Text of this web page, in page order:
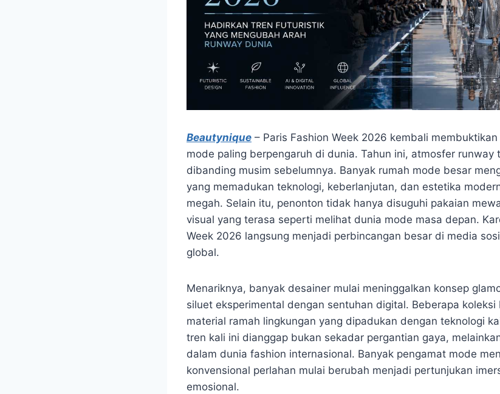
Beautynique – Paris Fashion Week 2026 kembali
mode paling berpengaruh di dunia. Tahun ini, atmosfer runway
dibanding musim sebelumnya. Banyak rumah mode besar
yang memadukan teknologi, keberlanjutan, dan estetika
megah. Selain itu, penonton tidak hanya disuguhi pakaian
visual yang terasa seperti melihat dunia mode masa depan.
Week 2026 langsung menjadi perbincangan besar di media
global.
Menariknya, banyak desainer mulai meninggalkan konsep
siluet eksperimental dengan sentuhan digital. Beberapa koleksi
material ramah lingkungan yang dipadukan dengan teknologi
tren kali ini dianggap bukan sekadar pergantian gaya,
dalam dunia fashion internasional. Banyak pengamat mode
konvensional perlahan mulai berubah menjadi pertunjukan
emosional.